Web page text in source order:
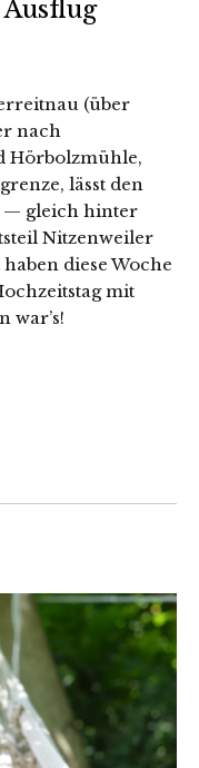
(über
nach
Hörbolzmühle,
lässt den
— gleich hinter
Nitzenweiler
diese Woche
mit
war’s!